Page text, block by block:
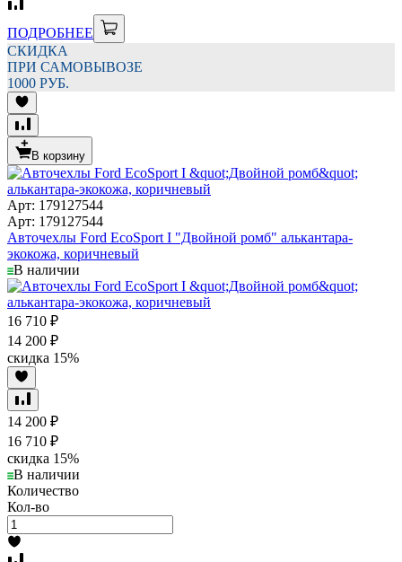
ПОДРОБНЕЕ
СКИДКА
ПРИ САМОВЫВОЗЕ
1000 РУБ.
В корзину
Арт: 179127544
Арт: 179127544
Авточехлы Ford EcoSport I "Двойной ромб" алькантара-
экокожа, коричневый
В наличии
16 710 ₽
14 200 ₽
скидка 15%
14 200 ₽
16 710 ₽
скидка 15%
В наличии
Количество
Кол-во